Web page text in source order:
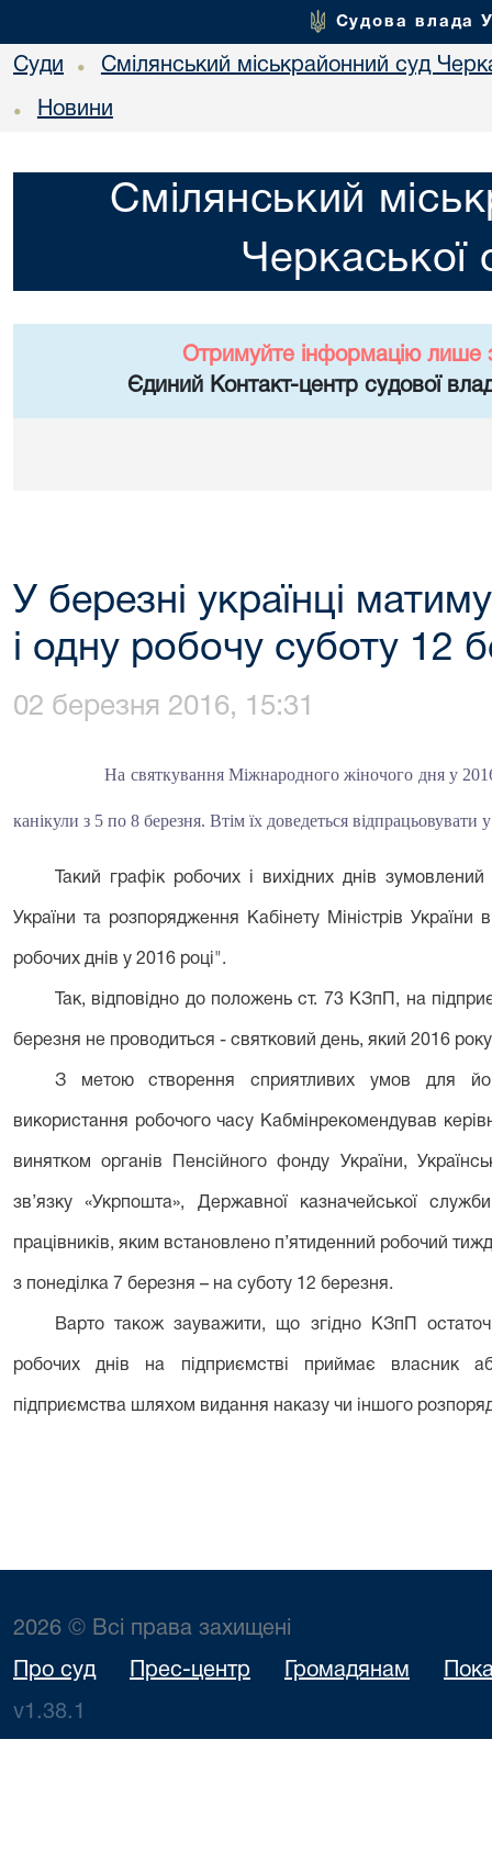
Судова влада
Суди • Смілянський міськрайонний суд
• Новини
Смілянський
Черкаської
Отримуйте інформацію лише
Єдиний Контакт-центр судової
У березні українці
і одну робочу суботу 12
02 березня 2016, 15:31
На святкування Міжнародного жіночого дня у
канікули з 5 по 8 березня. Втім їх доведеться відпрацьовувати
Такий графік робочих і вихідних днів
України та розпорядження Кабінету Міністрів
робочих днів у 2016 році" .
Так, відповідно до положень ст. 73 КЗпП, на
березня не проводиться - святковий день, який 2016
З метою створення сприятливих умов для
використання робочого часу Кабмін рекомендував
винятком органів Пенсійного фонду України,
зв’язку «Укрпошта», Державної казначейської
працівників, яким встановлено п’ятиденний робочий
з понеділка 7 березня – на суботу 12 березня.
Варто також зауважити, що згідно КЗпП
робочих днів на підприємстві приймає власник
підприємства шляхом видання наказу чи іншого
2026 © Всі права захищені
Про суд Прес-центр Громадянам
v1.38.1